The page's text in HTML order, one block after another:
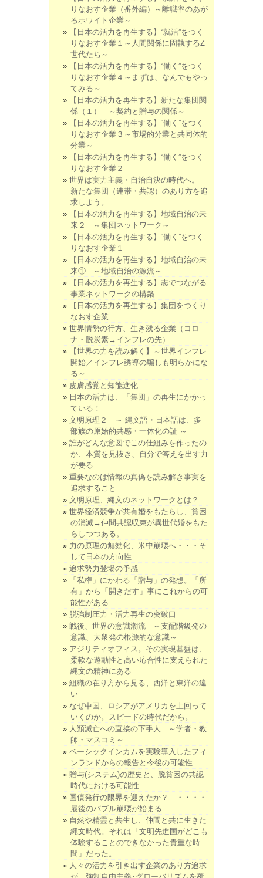
りなおす企業（番外編）～離職率のあが
るホワイト企業～
【日本の活力を再生する】“就活”をつく
りなおす企業１～人間関係に固執するZ
世代たち～
【日本の活力を再生する】“働く”をつく
りなおす企業４～まずは、なんでもやっ
てみる～
【日本の活力を再生する】新たな集団関
係（１） ～契約と贈与の関係～
【日本の活力を再生する】“働く”をつく
りなおす企業３～市場的分業と共同体的
分業～
【日本の活力を再生する】“働く”をつく
りなおす企業２
世界は実力主義・自治自決の時代へ。
新たな集団（連帯・共認）のあり方を追
求しよう。
【日本の活力を再生する】地域自治の未
来２ ～集団ネットワーク～
【日本の活力を再生する】“働く”をつく
りなおす企業１
【日本の活力を再生する】地域自治の未
来① ～地域自治の源流～
【日本の活力を再生する】志でつながる
事業ネットワークの構築
【日本の活力を再生する】集団をつくり
なおす企業
世界情勢の行方、生き残る企業（コロ
ナ・脱炭素→インフレの先）
【世界の力を読み解く】～世界インフレ
開始／インフレ誘導の騙しも明らかにな
る～
皮膚感覚と知能進化
日本の活力は、「集団」の再生にかかっ
ている！
文明原理２ ～ 縄文語・日本語は、多
部族の原始的共感・一体化の証 ～
誰がどんな意図でこの仕組みを作ったの
か、本質を見抜き、自分で答えを出す力
が要る
重要なのは情報の真偽を読み解き事実を
追求すること
文明原理、縄文のネットワークとは？
世界経済競争が共有婚をもたらし、貧困
の消滅→仲間共認収束が異世代婚をもた
らしつつある。
力の原理の無効化、米中崩壊へ・・・そ
して日本の方向性
追求勢力登場の予感
「私権」にかわる「贈与」の発想。「所
有」から「開きだす」事にこれからの可
能性がある
脱強制圧力・活力再生の突破口
戦後、世界の意識潮流 ～支配階級発の
意識、大衆発の根源的な意識～
アジリティオフィス。その実現基盤は、
柔軟な遊動性と高い応合性に支えられた
縄文の精神にある
組織の在り方から見る、西洋と東洋の違
い
なぜ中国、ロシアがアメリカを上回って
いくのか。スピードの時代だから。
人類滅亡への直接の下手人 ～学者・教
師・マスコミ～
ベーシックインカムを実験導入したフィ
ンランドからの報告と今後の可能性
贈与(システム)の歴史と、脱貧困の共認
時代における可能性
国債発行の限界を迎えたか？ ・・・・
最後のバブル崩壊が始まる
自然や精霊と共生し、仲間と共に生きた
縄文時代。それは「文明先進国がどこも
体験することのできなかった貴重な時
間」だった。
人々の活力を引き出す企業のあり方追求